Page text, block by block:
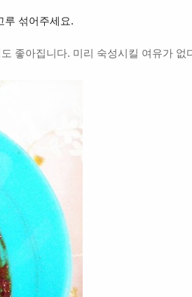
루 섞어주세요.
좋아집니다. 미리 숙성시킬 여유가 없